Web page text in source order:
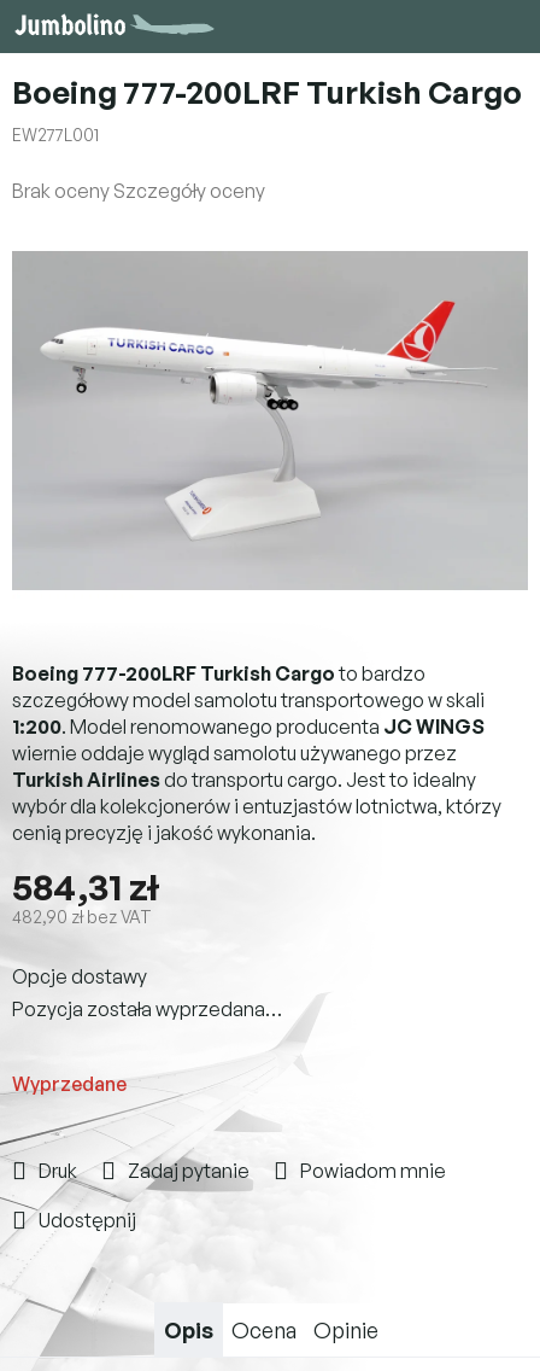
Przejść
do
Boeing 777-200LRF Turkish Cargo
EW277L001
Średnia
gwiazdek.
Brak oceny Szczegóły oceny
584,31 zł
482,90 zł bez VAT
jednostkowa:
Wyprzedane
Opcje dostawy
Pozycja została wyprzedana…
Boeing 777-200LRF Turkish Cargoto bardzo
szczegółowy model samolotu transportowego w skali
1:200. Model renomowanego producenta JC WINGS
wiernie oddaje wygląd samolotu używanego przez
Turkish Airlinesdo transportu cargo. Jest to idealny
wybór dla kolekcjonerów i entuzjastów lotnictwa, którzy
cenią precyzję i jakość wykonania.
Druk Zadaj pytanie Powiadom mnie
Udostępnij
Opis Ocena Opinie